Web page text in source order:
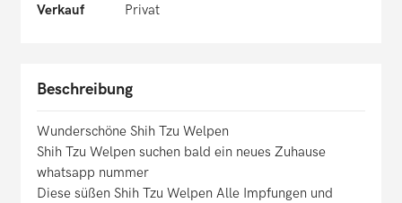
Verkauf
Privat
Beschreibung
Wunderschöne Shih Tzu Welpen
Shih Tzu Welpen suchen bald ein neues Zuhause
whatsapp nummer
Diese süßen Shih Tzu Welpen Alle Impfungen und